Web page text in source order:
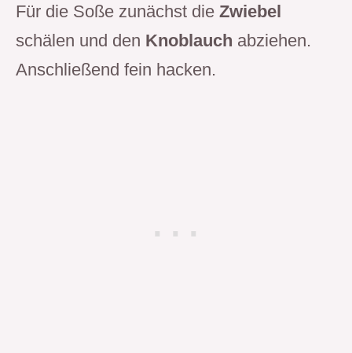
Für die Soße zunächst die Zwiebel
schälen und den Knoblauch abziehen.
Anschließend fein hacken.